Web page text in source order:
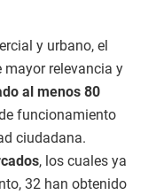
y urbano, el
mayor relevancia y
al menos 80
funcionamiento
ciudadana.
, los cuales ya
32 han obtenido